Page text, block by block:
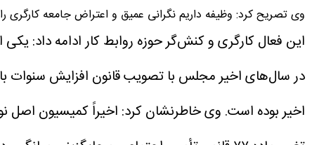
وی تصریح کرد: وظیفه داریم نگرانی عمیق و اعتراض جامعه
این فعال کارگری و کنش‌گر حوزه روابط کار ادامه داد:
اخیر بوده است. وی خاطرنشان کرد: اخیراً کمیسیون اصل